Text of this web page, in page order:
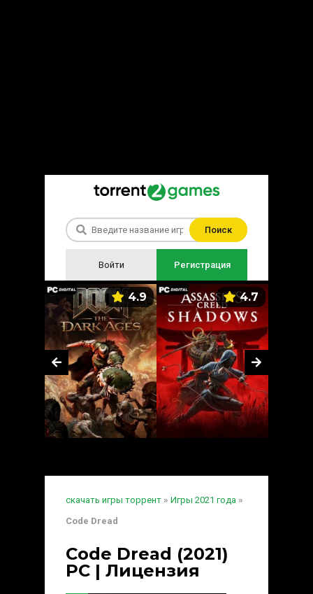
Поиск
Войти Регистрация
4.9 4.7
скачать игры торрент » Игры 2021 года »
Code Dread
Code Dread (2021)
PC | Лицензия